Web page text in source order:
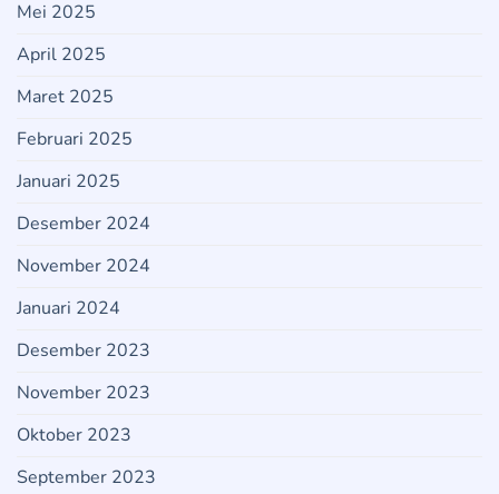
Mei 2025
April 2025
Maret 2025
Februari 2025
Januari 2025
Desember 2024
November 2024
Januari 2024
Desember 2023
November 2023
Oktober 2023
September 2023